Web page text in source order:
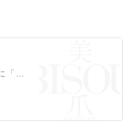
何か、このままで良いのかな？純粋に「ネイルが楽しい！」っていう感覚を忘れている気がする ネイリストとして、何歳までこの働き方を続けられるんだろう？ そんな”ネ…